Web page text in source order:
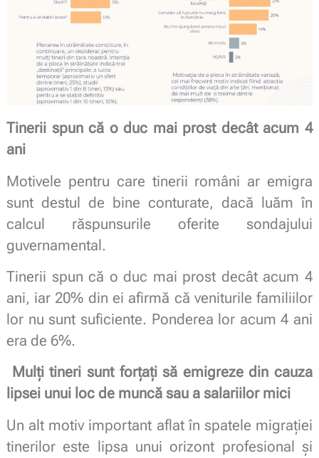
Tinerii spun că o duc mai prost decât acum 4
ani
Motivele pentru care tinerii români ar emigra
sunt destul de bine conturate, dacă luăm în
calcul răspunsurile oferite sondajului
guvernamental.
Tinerii spun că o duc mai prost decât acum 4
ani, iar 20% din ei afirmă că veniturile familiilor
lor nu sunt suficiente. Ponderea lor acum 4 ani
era de 6%.
Mulți tineri sunt forțați să emigreze din cauza
lipsei unui loc de muncă sau a salariilor mici
Un alt motiv important aflat în spatele migrației
tinerilor este lipsa unui orizont profesional și